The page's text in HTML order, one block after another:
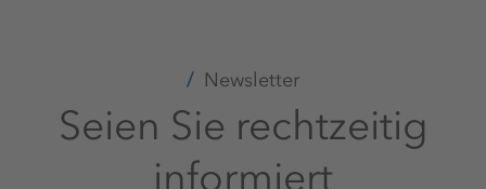
Newsletter
Seien Sie rechtzeitig
informiert